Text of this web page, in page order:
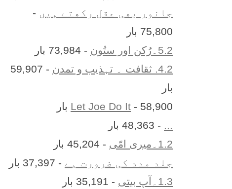
جانور بھی عقل رکھتے ہیں
-
75,800 بار
5.2۔رُکن اور ستُون
- 73,984 بار
4.2. ثقافت ۔ تہذیب و تمدن
- 59,907
بار
Let Joe Do It - 58,900 بار
- 48,363 بار
1.2۔میری امّی
- 45,204 بار
جلد مدد کی ضرورت ہے - 37,397 بار
1.3۔آپ بیتی
- 35,191 بار